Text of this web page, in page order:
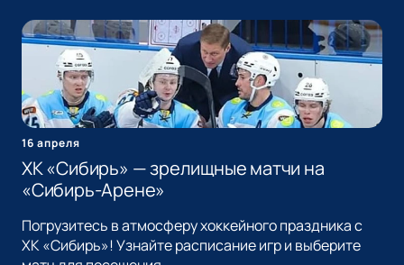
16 апреля
ХК «Сибирь» — зрелищные матчи на
«Сибирь-Арене»
Погрузитесь в атмосферу хоккейного праздника с
ХК «Сибирь»! Узнайте расписание игр и выберите